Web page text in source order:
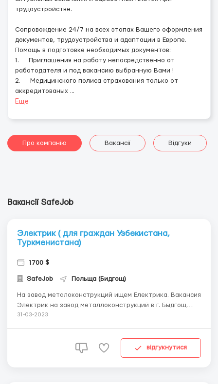
трудоустройстве.
Сопровождение 24/7 на всех этапах Вашего оформления
документов, трудоустройства и адаптации в Европе.
Помощь в подготовке необходимых документов:
1. Приглашения на работу непосредственно от
работодателя и под вакансию выбранную Вами !
2. Медицинского полиса страхования только от
аккредитованых ...
Еще
Про компанію Вакансії Відгуки
Вакансії SafeJob
Электрик ( для граждан Узбекистана,
Туркменистана)
1700 $
SafeJob Польща (Бидгощ)
На завод металоконструкций ищем Електрика. Вакансия
Электрик на завод металлоконструкций в г. Быдгощ
(Польша). Оплата 18,50 злотых/час. Рабочие часы: 10-12
1. Официальное трудоустро...
31-03-2023
відгукнутися